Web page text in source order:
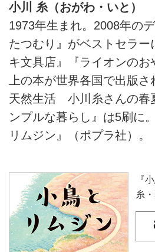
ン』（ポ
中に移り
の作品で
時、どの
新しい一
いのか。
や素晴ら
作品に込
いること
した。
小川 糸（おがわ・いと）
1973年生まれ。2008年の
たつむり』がベストセラー
キ文具店』『ライオンのお
上の本が世界各国で出版
天然生活 小川糸さんの春
ンプルな暮らし』は5刷に
リムジン』（ポプラ社）。
『
糸